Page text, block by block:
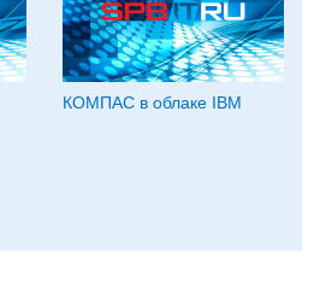
КОМПАС в облаке IBM